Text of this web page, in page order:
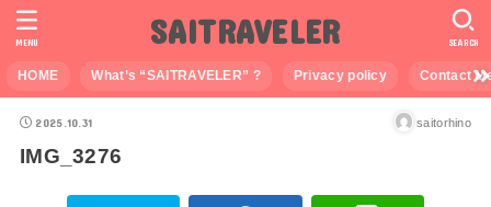
SAITRAVELER
HOME What’s “SAITRAVELER” ? Privacy policy Contact
SEARCH
MENU
2025.10.31 saitorhino
IMG_3276